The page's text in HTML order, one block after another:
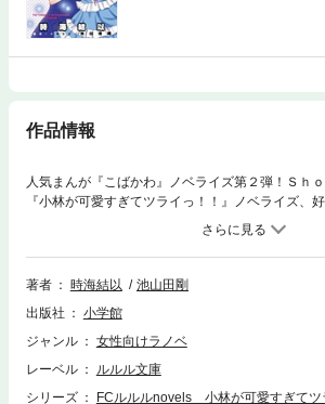
作品情報
人気まんが『こばかわ』ノベライズ第２弾！Ｓｈ
『小林が可愛すぎてツライっ！！』ノベライズ、
スマス、初もうで、バレンタイン。冬のラブイベ
ードで描きます。 トラブルいっぱいのクリスマス
社の女神様の加護（！？）のせいで超接近したま
まった、めごと蒼の初もうでデートの物語、二人き
３編プラス、みつると梓のショートストーリーも
なかったウィンターシーズンを、完全オリジナル
著者 時海結以
池山田剛
出版社
小学館
ジャンル
女性向けラノベ
レーベル
ルルル文庫
シリーズ
FCルルルnovels 小林が可愛すぎてツ